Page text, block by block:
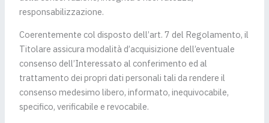
responsabilizzazione.
Coerentemente col disposto dell’art. 7 del Regolamento, il
Titolare assicura modalità d’acquisizione dell’eventuale
consenso dell’Interessato al conferimento ed al
trattamento dei propri dati personali tali da rendere il
consenso medesimo libero, informato, inequivocabile,
specifico, verificabile e revocabile.